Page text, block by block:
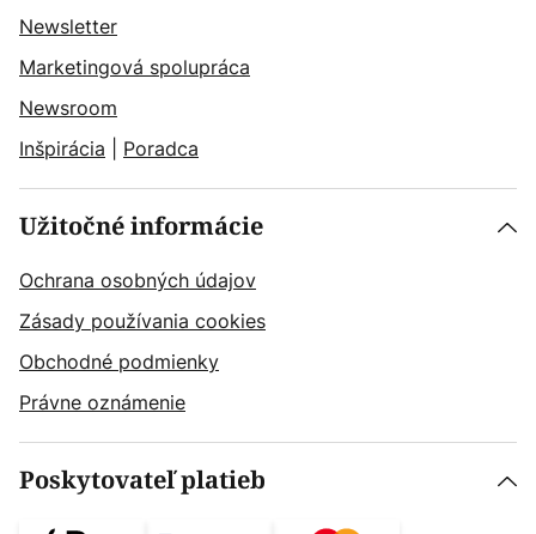
Newsletter
Marketingová spolupráca
Newsroom
Inšpirácia
Poradca
Užitočné informácie
Ochrana osobných údajov
Zásady používania cookies
Obchodné podmienky
Právne oznámenie
Poskytovateľ platieb